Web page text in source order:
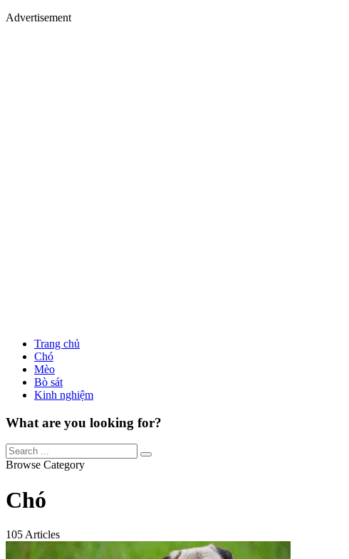
Advertisement
Trang chủ
Chó
Mèo
Bò sát
Kinh nghiệm
What are you looking for?
Browse Category
Chó
105 Articles